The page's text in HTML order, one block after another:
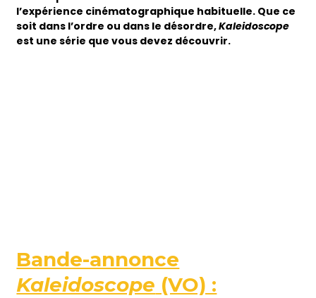
l’expérience cinématographique habituelle. Que ce
soit dans l’ordre ou dans le désordre,Kaleidoscope
est une série que vous devez découvrir.
Bande-annonce
Kaleidoscope (VO) :